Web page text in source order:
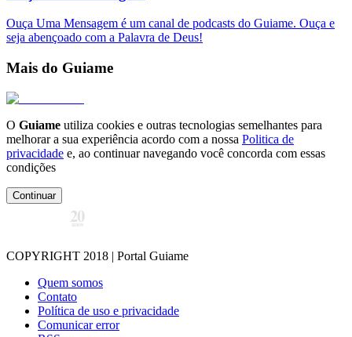
Ouça Uma Mensagem é um canal de podcasts do Guiame. Ouça e
seja abençoado com a Palavra de Deus!
Mais do Guiame
O Guiame utiliza cookies e outras tecnologias semelhantes para
melhorar a sua experiência acordo com a nossa Politica de
privacidade e, ao continuar navegando você concorda com essas
condições
Continuar
COPYRIGHT 2018 | Portal Guiame
Quem somos
Contato
Política de uso e privacidade
Comunicar error